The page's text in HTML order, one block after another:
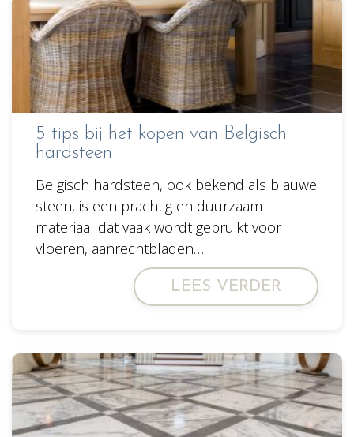
5 tips bij het kopen van Belgisch
hardsteen
Belgisch hardsteen, ook bekend als blauwe
steen, is een prachtig en duurzaam
materiaal dat vaak wordt gebruikt voor
vloeren, aanrechtbladen…
LEES VERDER